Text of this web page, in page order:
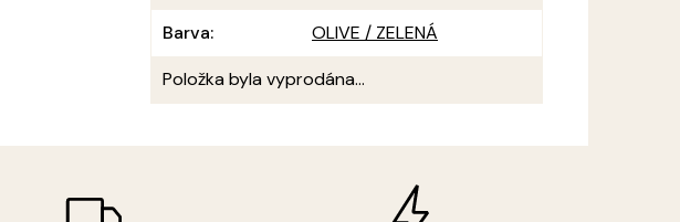
Barva:
OLIVE / ZELENÁ
Položka byla vyprodána…